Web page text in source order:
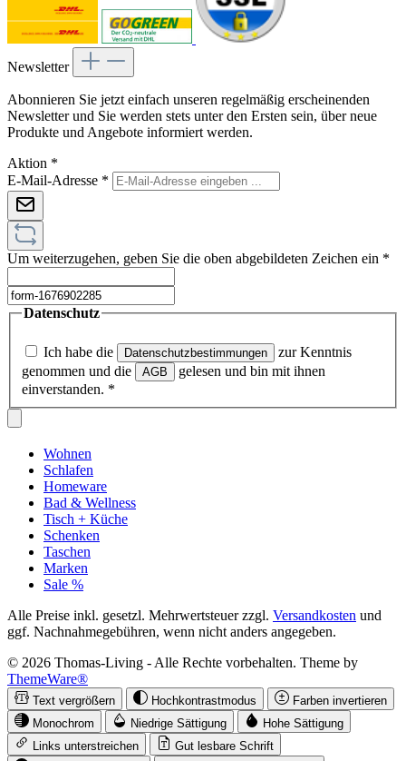
Newsletter
Abonnieren Sie jetzt einfach unseren regelmäßig erscheinenden
Newsletter und Sie werden stets unter den Ersten sein, über neue
Produkte und Angebote informiert werden.
Aktion *
E-Mail-Adresse *
Um weiterzugehen, geben Sie die oben abgebildeten Zeichen ein *
Datenschutz
Ich habe die Datenschutzbestimmungen
zur Kenntnis
genommen und die
AGB
gelesen und bin mit ihnen
einverstanden. *
Wohnen
Schlafen
Homeware
Bad & Wellness
Tisch + Küche
Schenken
Taschen
Marken
Sale %
Alle Preise inkl. gesetzl. Mehrwertsteuer zzgl. Versandkosten und
ggf. Nachnahmegebühren, wenn nicht anders angegeben.
© 2026 Thomas-Living - Alle Rechte vorbehalten. Theme by
ThemeWare®
Text vergrößern Hochkontrastmodus
Farben invertieren
Monochrom
Niedrige Sättigung
Hohe Sättigung
Links unterstreichen
Gut lesbare Schrift